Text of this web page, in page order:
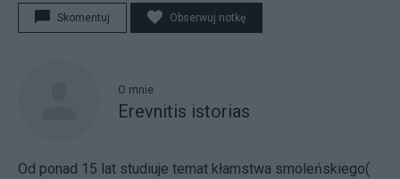
Skomentuj Obserwuj notkę
O mnie
Erevnitis istorias
Od ponad 15 lat studiuje temat kłamstwa smoleńskiego(